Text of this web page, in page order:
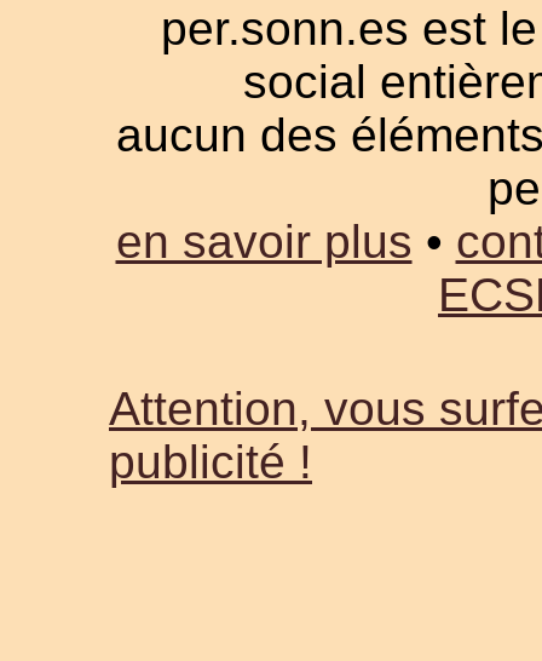
per.sonn.es est
social
aucun des
en savoir plus •
Attention, vous
publicité !